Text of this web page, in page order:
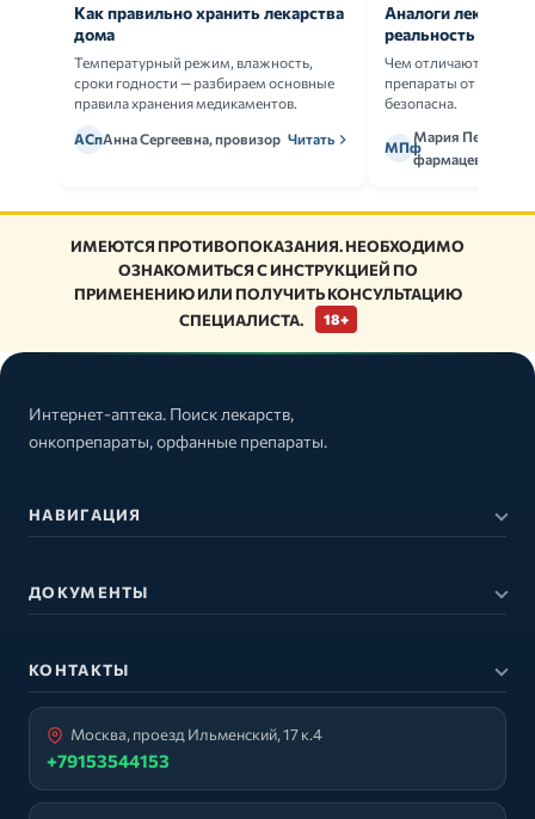
Как правильно хранить лекарства
дома
Температурный режим, влажность,
сроки годности — разбираем основные
правила хранения медикаментов.
АСпАнна Сергеевна, провизор Читать
Аналоги
реальность
Чем отличаются
препараты от
безопасна.
МПф
Мария Петрова,
фармацевт
ИМЕЮТСЯ ПРОТИВОПОКАЗАНИЯ. НЕОБХОДИМО
ОЗНАКОМИТЬСЯ С ИНСТРУКЦИЕЙ ПО
ПРИМЕНЕНИЮ ИЛИ ПОЛУЧИТЬ КОНСУЛЬТАЦИЮ
СПЕЦИАЛИСТА.
18+
Интернет-аптека. Поиск лекарств,
онкопрепараты, орфанные препараты.
НАВИГАЦИЯ
ДОКУМЕНТЫ
КОНТАКТЫ
Москва, проезд Ильменский, 17 к.4
+79153544153